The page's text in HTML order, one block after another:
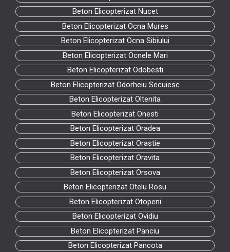
Beton Elicopterizat Nucet
Beton Elicopterizat Ocna Mures
Beton Elicopterizat Ocna Sibiului
Beton Elicopterizat Ocnele Mari
Beton Elicopterizat Odobesti
Beton Elicopterizat Odorheiu Secuiesc
Beton Elicopterizat Oltenita
Beton Elicopterizat Onesti
Beton Elicopterizat Oradea
Beton Elicopterizat Orastie
Beton Elicopterizat Oravita
Beton Elicopterizat Orsova
Beton Elicopterizat Otelu Rosu
Beton Elicopterizat Otopeni
Beton Elicopterizat Ovidiu
Beton Elicopterizat Panciu
Beton Elicopterizat Pancota